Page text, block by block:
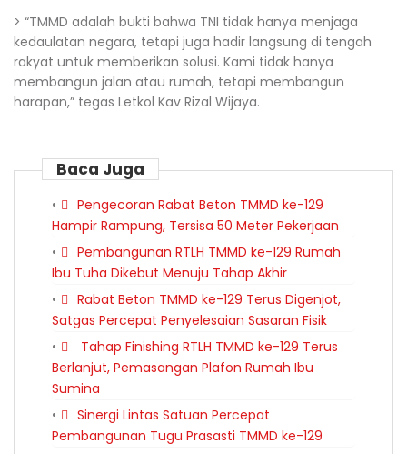
> “TMMD adalah bukti bahwa TNI tidak hanya menjaga
kedaulatan negara, tetapi juga hadir langsung di tengah
rakyat untuk memberikan solusi. Kami tidak hanya
membangun jalan atau rumah, tetapi membangun
harapan,” tegas Letkol Kav Rizal Wijaya.
Baca Juga
Pengecoran Rabat Beton TMMD ke-129
Hampir Rampung, Tersisa 50 Meter Pekerjaan
Pembangunan RTLH TMMD ke-129 Rumah
Ibu Tuha Dikebut Menuju Tahap Akhir
Rabat Beton TMMD ke-129 Terus Digenjot,
Satgas Percepat Penyelesaian Sasaran Fisik
Tahap Finishing RTLH TMMD ke-129 Terus
Berlanjut, Pemasangan Plafon Rumah Ibu
Sumina
Sinergi Lintas Satuan Percepat
Pembangunan Tugu Prasasti TMMD ke-129